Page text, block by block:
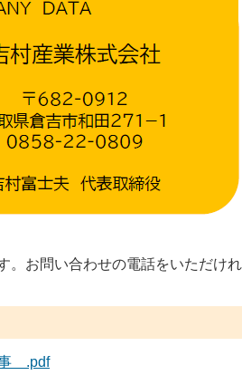
。お問い合わせの電話をいただけれ
事 .pdf